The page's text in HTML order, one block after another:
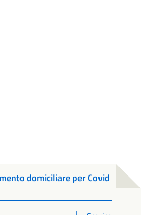
domiciliare per Covid